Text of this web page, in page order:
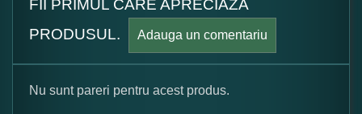
FII PRIMUL CARE APRECIAZA
PRODUSUL.
Adauga un comentariu
Nu sunt pareri pentru acest produs.